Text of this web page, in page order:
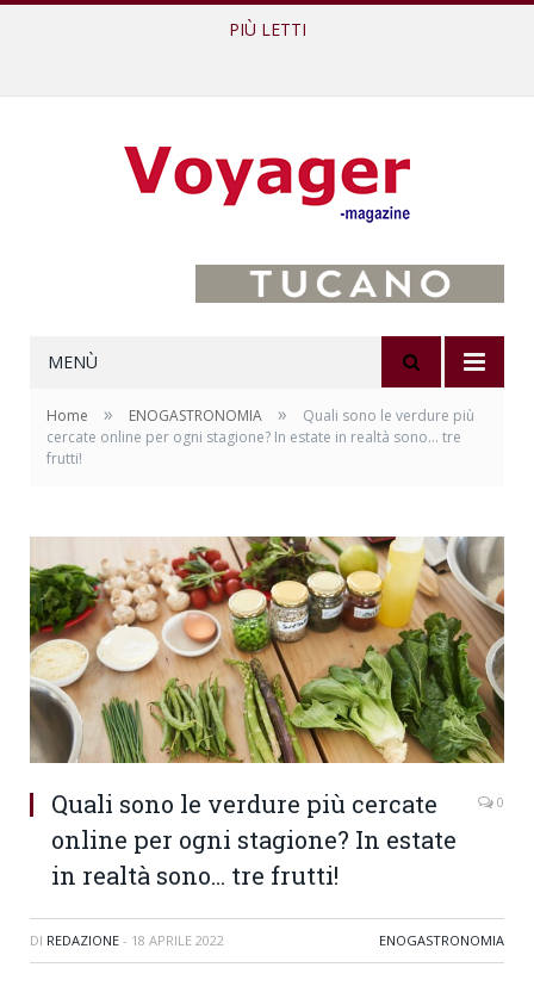
PIÙ LETTI
MENÙ
Home » ENOGASTRONOMIA »
Quali sono le verdure più
cercate online per ogni stagione? In estate in realtà sono… tre
frutti!
Quali sono le verdure più cercate
online per ogni stagione? In estate
in realtà sono… tre frutti!
0
DI REDAZIONE - 18 APRILE 2022 ENOGASTRONOMIA